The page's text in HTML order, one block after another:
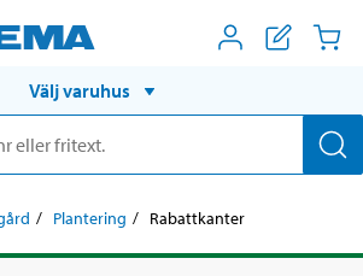
Välj varuhus
Plantering Rabattkanter